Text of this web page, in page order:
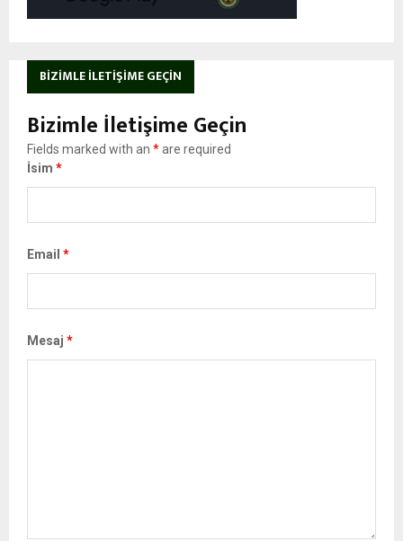
BIZIMLE İLETIŞIME GEÇIN
Bizimle İletişime Geçin
Fields marked with an *are required
İsim *
Email *
Mesaj *